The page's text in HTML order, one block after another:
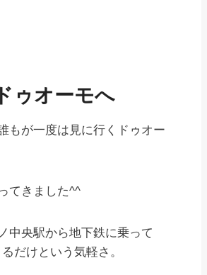
ゥオーモへ
もが一度は見に行くドゥオー
てきました^^
中央駅から地下鉄に乗って
だけという気軽さ。